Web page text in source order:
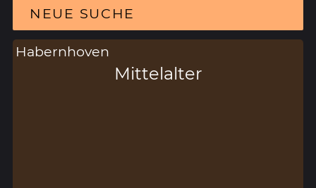
NEUE SUCHE
Habernhoven
Mittelalter